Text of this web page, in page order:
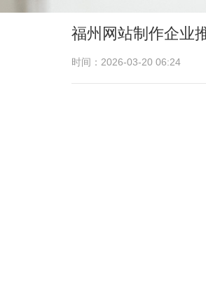
福州网站制作企业
时间：2026-03-20 06:24